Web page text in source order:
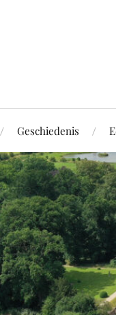
Geschiedenis